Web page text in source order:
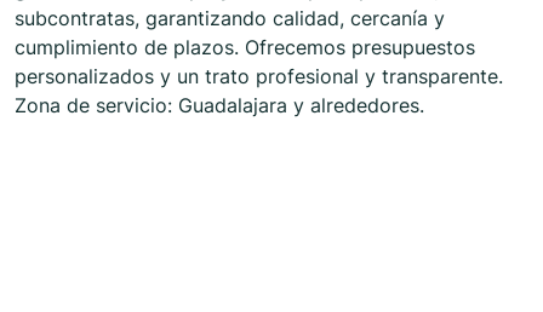
subcontratas, garantizando calidad, cercanía y
cumplimiento de plazos. Ofrecemos presupuestos
personalizados y un trato profesional y transparente.
Zona de servicio: Guadalajara y alrededores.